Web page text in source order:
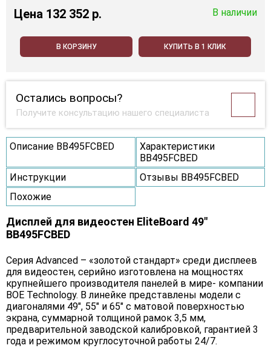
Цена 132 352 p. В наличии
В КОРЗИНУ КУПИТЬ В 1 КЛИК
Остались вопросы?
Получите консультацию нашего специалиста
Описание BB495FCBED
Характеристики
BB495FCBED
Инструкции
Отзывы BB495FCBED
Похожие
Дисплей для видеостен EliteBoard 49"
BB495FCBED
Серия Advanced – «золотой стандарт» среди дисплеев
для видеостен, серийно изготовлена на мощностях
крупнейшего производителя панелей в мире- компании
BOE Technology. В линейке представлены модели с
диагоналями 49", 55" и 65" c матовой поверхностью
экрана, суммарной толщиной рамок 3,5 мм,
предварительной заводской калибровкой, гарантией 3
года и режимом круглосуточной работы 24/7.